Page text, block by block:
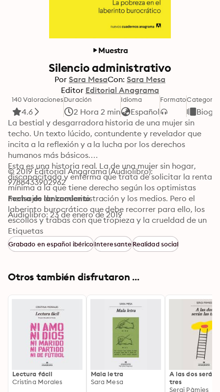
Muestra
Silencio administrativo
Por Sara MesaCon: Sara Mesa
Editor Editorial Anagrama
140 Valoraciones
4.6
Duración
2 Hora 2 min
Idioma
Español
FormatoCategoría
La bestial y desgarradora historia de una mujer sin
techo. Un texto lúcido, contundente y revelador que
incita a la reflexión y a la lucha por los derechos
humanos más básicos.
Esta es una historia real. La de una mujer sin hogar,
discapacitada y enferma que trata de solicitar la renta
mínima a la que tiene derecho según los optimistas
mensajes de la administración y los medios. Pero el
laberinto burocrático que debe recorrer para ello, los
escollos y trabas con que tropieza y la crueldad de un
sistema que exige más a quien menos tiene
desembocan en la desesperación. Mientras tanto, los
ciudadanos se quedan con la impresión contraria: hay
pobres. «Privilegiados.» «Caraduras.» «Vagos.» Los
© 2019 Editorial Anagrama (Audiolibro):
9788433902962
Fecha de lanzamiento
Audiolibro: 23 de enero de 2019
Etiquetas
Grabado en español ibéricoInteresanteRealidad social
Otros también disfrutaron ...
Lectura fácil
Cristina Morales
Mala letra
Sara Mesa
A las dos serán
tres
Sergi Pàmies